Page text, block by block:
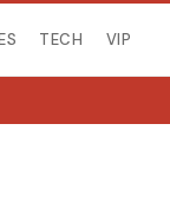
TECH VIP